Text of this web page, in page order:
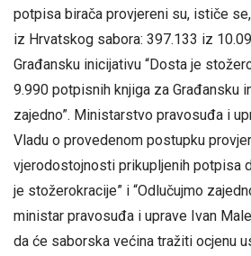
potpisa birača provjereni su, ističe
iz Hrvatskog sabora: 397.133 iz
Građansku inicijativu “Dosta je
9.990 potpisnih knjiga za Građansku
zajedno”. Ministarstvo pravosuđa i
Vladu o provedenom postupku
vjerodostojnosti prikupljenih potpisa
je stožerokracije” i “Odlučujmo
ministar pravosuđa i uprave Ivan
da će saborska većina tražiti ocjenu